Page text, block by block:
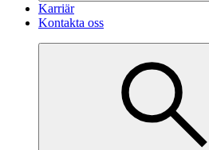
Karriär
Kontakta oss